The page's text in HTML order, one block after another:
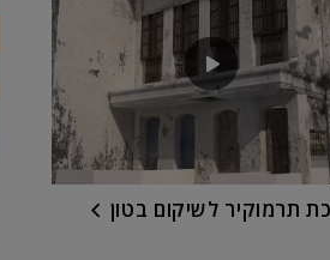
תרמוקיר לשיקום בטון